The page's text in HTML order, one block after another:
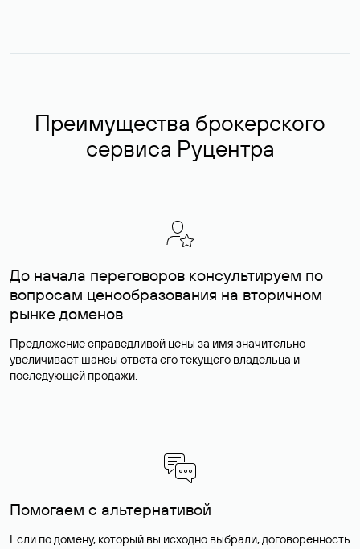
Преимущества брокерского
сервиса Руцентра
До начала переговоров консультируем по
вопросам ценообразования на вторичном
рынке доменов
Предложение справедливой цены за имя значительно
увеличивает шансы ответа его текущего владельца и
последующей продажи.
Помогаем с альтернативой
Если по домену, который вы исходно выбрали, договоренность